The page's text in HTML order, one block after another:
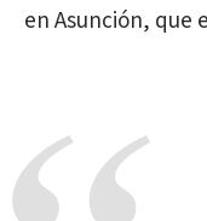
en Asunción, que